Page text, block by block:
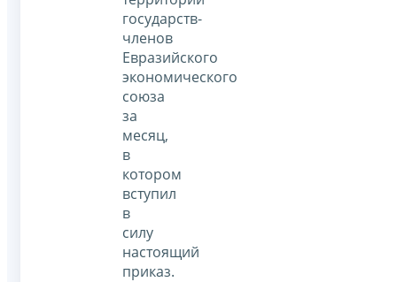
государств-
членов
Евразийского
экономического
союза
за
месяц,
в
котором
вступил
в
силу
настоящий
приказ.